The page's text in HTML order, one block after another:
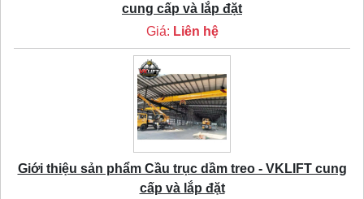
cung cấp và lắp đặt
Giá: Liên hệ
Giới thiệu sản phẩm Cầu trục dầm treo - VKLIFT cung
cấp và lắp đặt